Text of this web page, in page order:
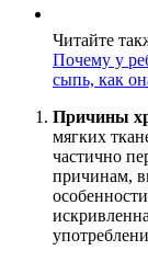
Читайте
Почему у
сыпь, как
Причины
мягких
частично
причинам,